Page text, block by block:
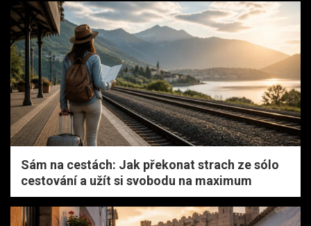
Sám na cestách: Jak překonat strach ze sólo
cestování a užít si svobodu na maximum